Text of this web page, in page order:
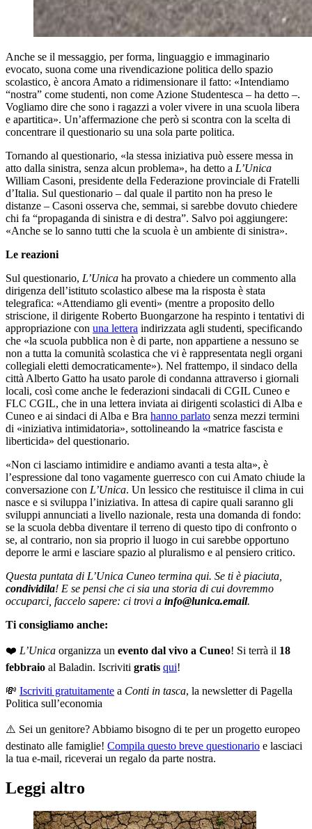
Anche se il messaggio, per forma, linguaggio e immaginario
evocato, suona come una rivendicazione politica dello spazio
scolastico, è ancora Amato a ridimensionare il fatto: «Intendiamo
“nostra” come studenti, non come Azione Studentesca – ha detto –.
Vogliamo dire che sono i ragazzi a voler vivere in una scuola libera
e apartitica». Un’affermazione che però si scontra con la scelta di
concentrare il questionario su una sola parte politica.
Tornando al questionario, «la stessa iniziativa può essere messa in
atto dalla sinistra, senza alcun problema», ha detto a L’Unica
William Casoni, presidente della Federazione provinciale di Fratelli
d’Italia. Sul questionario – dal quale il partito non ha preso le
distanze – Casoni osserva che, semmai, si sarebbe dovuto chiedere
chi fa “propaganda di sinistra e di destra”. Salvo poi aggiungere:
«Anche se lo sanno tutti che la scuola è un ambiente di sinistra».
Le reazioni
Sul questionario, L’Unica ha provato a chiedere un commento alla
dirigenza dell’istituto scolastico albese ma la risposta è stata
telegrafica: «Attendiamo gli eventi» (mentre a proposito dello
striscione, il dirigente Roberto Buongarzone ha respinto i tentativi di
appropriazione con una lettera indirizzata agli studenti, specificando
che «la scuola pubblica non è di parte, non appartiene a nessuno se
non a tutta la comunità scolastica che vi è rappresentata negli organi
collegiali eletti democraticamente»). Nel frattempo, il sindaco della
città Alberto Gatto ha usato parole di condanna attraverso i giornali
locali, così come anche le federazioni sindacali di CGIL Cuneo e
FLC CGIL, che in una lettera inviata ai dirigenti scolastici di Alba e
Cuneo e ai sindaci di Alba e Bra hanno parlato senza mezzi termini
di «iniziativa intimidatoria», sottolineando la «matrice fascista e
liberticida» del questionario.
«Non ci lasciamo intimidire e andiamo avanti a testa alta», è
l’espressione dal tono vagamente guerresco con cui Amato chiude la
conversazione con L’Unica. Un lessico che restituisce il clima in cui
nasce e si sviluppa l’iniziativa. In attesa di capire quali saranno gli
sviluppi annunciati a livello nazionale, resta una domanda di fondo:
se la scuola debba diventare il terreno di questo tipo di confronto o
se, al contrario, non sia proprio il luogo in cui sarebbe opportuno
deporre le armi e lasciare spazio al pluralismo e al pensiero critico.
Questa puntata di L’Unica Cuneo termina qui. Se ti è piaciuta,
condividila! E se pensi che ci sia una storia di cui dovremmo
occuparci, faccelo sapere: ci trovi a info@lunica.email.
Ti consigliamo anche:
❤️ L’Unica organizza un evento dal vivo a Cuneo! Si terrà il 18
febbraio al Baladin. Iscriviti gratis qui!
💸 Iscriviti gratuitamente a Conti in tasca, la newsletter di Pagella
Politica sull’economia
⚠️ Sei un genitore? Abbiamo bisogno di te per un progetto europeo
destinato alle famiglie! Compila questo breve questionario e lasciaci
la tua e-mail, riceverai un regalo da parte nostra.
Leggi altro